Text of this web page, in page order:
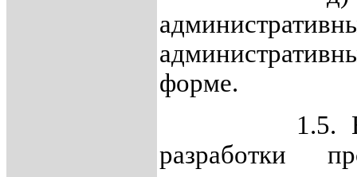
форме.
1.5. В
разработки